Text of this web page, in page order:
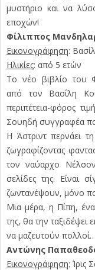
μυστήριο και να
εποχών!
Φίλιππος
Εικονογράφηση:
Ηλικίες: από 5 ετών
Το νέο βιβλίο του
από τον Βασίλη
περιπέτεια-φόρος
Σουηδή συγγραφέα
Η Άστριντ περνάει
ζωγραφίζοντας
τον ναύαρχο
σελίδες της. Είναι
ζωντανέψουν, μόνο
Μια μέρα, η Πίπη, ένα
της, θα την
να μαζευτούν
Αντώνης
Εικονογράφηση: Ίρις